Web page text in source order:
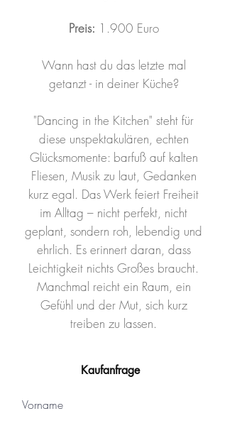
Preis: 1.900 Euro
Wann hast du das letzte mal
getanzt - in deiner Küche?
"Dancing in the Kitchen" steht für
diese unspektakulären, echten
Glücksmomente: barfuß auf kalten
Fliesen, Musik zu laut, Gedanken
kurz egal. Das Werk feiert Freiheit
im Alltag – nicht perfekt, nicht
geplant, sondern roh, lebendig und
ehrlich. Es erinnert daran, dass
Leichtigkeit nichts Großes braucht.
Manchmal reicht ein Raum, ein
Gefühl und der Mut, sich kurz
treiben zu lassen.
Kaufanfrage
Vorname